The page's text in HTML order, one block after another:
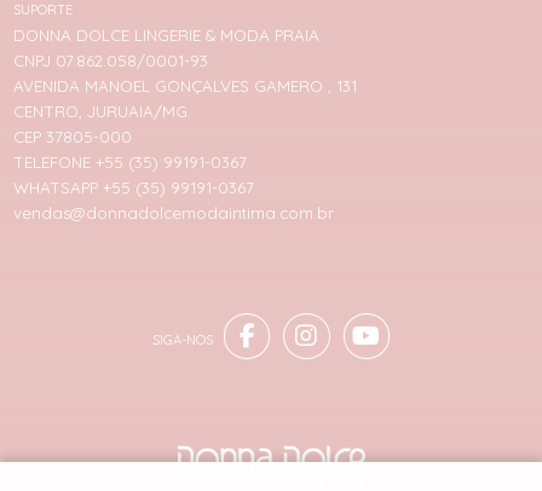
SUPORTE
DONNA DOLCE LINGERIE & MODA PRAIA
CNPJ 07.862.058/0001-93
AVENIDA MANOEL GONÇALVES GAMERO , 131
CENTRO, JURUAIA/MG
CEP 37805-000
TELEFONE +55 (35) 99191-0367
WHATSAPP +55 (35) 99191-0367
vendas@donnadolcemodaintima.com.br